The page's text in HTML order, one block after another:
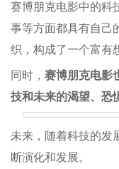
赛博朋克电影中的科
事等方面都具有自己
织，构成了一个富有
同时， 赛博朋克电影
技和未来的渴望、恐
未来，随着科技的发
断演化和发展。